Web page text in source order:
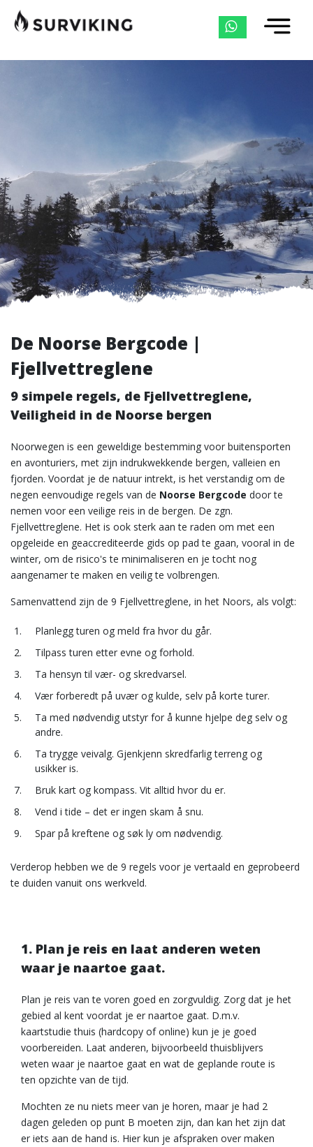
De Noorse Bergcode |
Fjellvettreglene
9 simpele regels, de Fjellvettreglene,
Veiligheid in de Noorse bergen
Noorwegen is een geweldige bestemming voor buitensporten
en avonturiers, met zijn indrukwekkende bergen, valleien en
fjorden. Voordat je de natuur intrekt, is het verstandig om de
negen eenvoudige regels van de Noorse Bergcode door te
nemen voor een veilige reis in de bergen. De zgn.
Fjellvettreglene. Het is ook sterk aan te raden om met een
opgeleide en geaccrediteerde gids op pad te gaan, vooral in de
winter, om de risico's te minimaliseren en je tocht nog
aangenamer te maken en veilig te volbrengen.
Samenvattend zijn de 9 Fjellvettreglene, in het Noors, als volgt:
Planlegg turen og meld fra hvor du går.
Tilpass turen etter evne og forhold.
Ta hensyn til vær- og skredvarsel.
Vær forberedt på uvær og kulde, selv på korte turer.
Ta med nødvendig utstyr for å kunne hjelpe deg selv og
andre.
Ta trygge veivalg. Gjenkjenn skredfarlig terreng og
usikker is.
Bruk kart og kompass. Vit alltid hvor du er.
Vend i tide – det er ingen skam å snu.
Spar på kreftene og søk ly om nødvendig.
Verderop hebben we de 9 regels voor je vertaald en geprobeerd
te duiden vanuit ons werkveld.
1. Plan je reis en laat anderen weten
waar je naartoe gaat.
Plan je reis van te voren goed en zorgvuldig. Zorg dat je het
gebied al kent voordat je er naartoe gaat. D.m.v.
kaartstudie thuis (hardcopy of online) kun je je goed
voorbereiden. Laat anderen, bijvoorbeeld thuisblijvers
weten waar je naartoe gaat en wat de geplande route is
ten opzichte van de tijd.
Mochten ze nu niets meer van je horen, maar je had 2
dagen geleden op punt B moeten zijn, dan kan het zijn dat
er iets aan de hand is. Hier kun je afspraken over maken